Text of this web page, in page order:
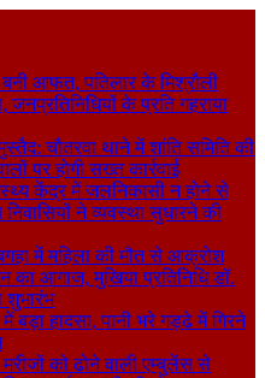
आफत, पतिलार के मिश्रौली
जनप्रतिनिधियों के प्रति गहराया
चौतरवा थाने में शांति समिति की
पर होगी सख्त कार्रवाई
केंद्र में जलनिकासी न होने से
निवासियों ने व्यवस्था सुधारने की
में महिला की मौत से आक्रोश
का आगाज, मुखिया प्रतिनिधि डॉ.
शुभारंभ
बड़ा हादसा, पानी भरे गड्ढे में गिरने
को ढोने वाली एम्बुलेंस से